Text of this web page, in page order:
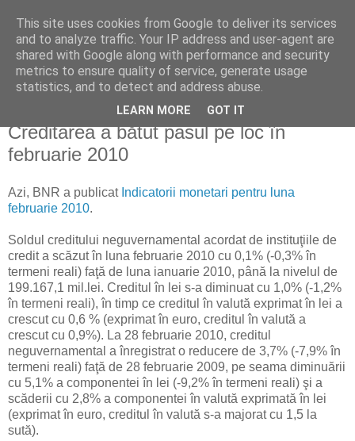
Reflecţii economice
blog de reflecţii, informaţii şi opinii economice
marți, 23 martie 2010
Creditarea a bătut pasul pe loc în
februarie 2010
Azi, BNR a publicat Indicatorii monetari pentru luna
februarie 2010.
Soldul creditului neguvernamental acordat de instituţiile de
credit a scăzut în luna februarie 2010 cu 0,1% (-0,3% în
termeni reali) faţă de luna ianuarie 2010, până la nivelul de
199.167,1 mil.lei. Creditul în lei s-a diminuat cu 1,0% (-1,2%
în termeni reali), în timp ce creditul în valută exprimat în lei a
crescut cu 0,6 % (exprimat în euro, creditul în valută a
crescut cu 0,9%). La 28 februarie 2010, creditul
neguvernamental a înregistrat o reducere de 3,7% (-7,9% în
termeni reali) faţă de 28 februarie 2009, pe seama diminuării
cu 5,1% a componentei în lei (-9,2% în termeni reali) şi a
scăderii cu 2,8% a componentei în valută exprimată în lei
(exprimat în euro, creditul în valută s-a majorat cu 1,5 la
sută).
This site uses cookies from Google to deliver its services
and to analyze traffic. Your IP address and user-agent are
shared with Google along with performance and security
metrics to ensure quality of service, generate usage
statistics, and to detect and address abuse.
LEARN MORE GOT IT